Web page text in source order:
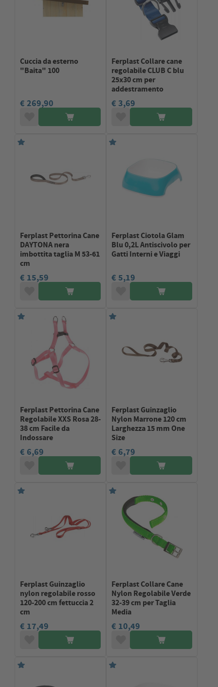
Cuccia da esterno
"Baita" 100
€ 269,90
Ferplast Collare cane
regolabile CLUB C blu
25x30 cm per
addestramento
€ 3,69
Ferplast Pettorina Cane
DAYTONA nera
imbottita taglia M 53-61
cm
€ 15,59
Ferplast Ciotola Glam
Blu 0,2L Antiscivolo per
Gatti Interni e Viaggi
€ 5,19
Ferplast Pettorina Cane
Regolabile XXS Rosa 28-
38 cm Facile da
Indossare
€ 6,69
Ferplast Guinzaglio
Nylon Marrone 120 cm
Larghezza 15 mm One
Size
€ 6,79
Ferplast Guinzaglio
nylon regolabile rosso
120-200 cm fettuccia 2
cm
€ 17,49
Ferplast Collare Cane
Nylon Regolabile Verde
32-39 cm per Taglia
Media
€ 10,49